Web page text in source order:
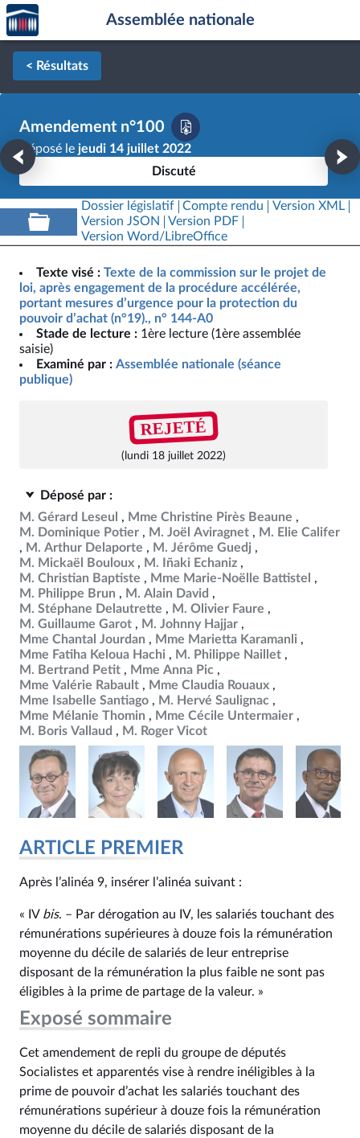
Aller au contenu
Aller en bas de la page
Accèder
à la
page
d'accueil
Assemblée nationale
< Résultats
Amendement n°100
Déposé le jeudi 14 juillet 2022
Discuté
Dossier législatif Compte rendu
Version XML
Version JSON
Version PDF
Version Word/LibreOffice
Texte visé : Texte de la commission sur le projet de
loi, après engagement de la procédure accélérée,
portant mesures d’urgence pour la protection du
pouvoir d’achat (n°19)., n° 144-A0
Stade de lecture : 1ère lecture (1ère assemblée
saisie)
Examiné par : Assemblée nationale (séance
publique)
REJETÉ
(lundi 18 juillet 2022)
Déposé par :
M. Gérard Leseul
Mme Christine Pirès Beaune
M. Dominique Potier
M. Joël Aviragnet
M. Elie Califer
M. Arthur Delaporte
M. Jérôme Guedj
M. Mickaël Bouloux
M. Iñaki Echaniz
M. Christian Baptiste
Mme Marie-Noëlle Battistel
M. Philippe Brun
M. Alain David
M. Stéphane Delautrette
M. Olivier Faure
M. Guillaume Garot
M. Johnny Hajjar
Mme Chantal Jourdan
Mme Marietta Karamanli
Mme Fatiha Keloua Hachi
M. Philippe Naillet
M. Bertrand Petit
Mme Anna Pic
Mme Valérie Rabault
Mme Claudia Rouaux
Mme Isabelle Santiago
M. Hervé Saulignac
Mme Mélanie Thomin
Mme Cécile Untermaier
M. Boris Vallaud
M. Roger Vicot
ARTICLE PREMIER
Après l’alinéa 9, insérer l’alinéa suivant :
« IV bis. – Par dérogation au IV, les salariés touchant des
rémunérations supérieures à douze fois la rémunération
moyenne du décile de salariés de leur entreprise
disposant de la rémunération la plus faible ne sont pas
éligibles à la prime de partage de la valeur. »
Exposé sommaire
Cet amendement de repli du groupe de députés
Socialistes et apparentés vise à rendre inéligibles à la
prime de pouvoir d’achat les salariés touchant des
rémunérations supérieur à douze fois la rémunération
moyenne du décile de salariés disposant de la